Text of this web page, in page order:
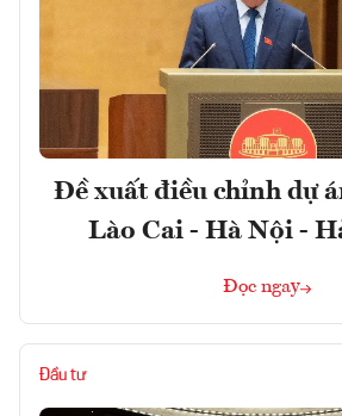
Đề xuất điều chỉnh dự
Lào Cai - Hà Nội -
Đọc ngay
Đầu tư